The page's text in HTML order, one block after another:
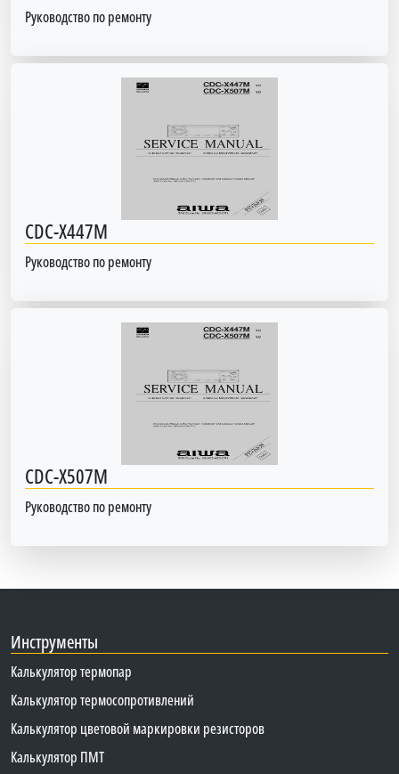
Руководство по ремонту
CDC-X447M
Руководство по ремонту
CDC-X507M
Руководство по ремонту
Инструменты
Калькулятор термопар
Калькулятор термосопротивлений
Калькулятор цветовой маркировки резисторов
Калькулятор ПМТ